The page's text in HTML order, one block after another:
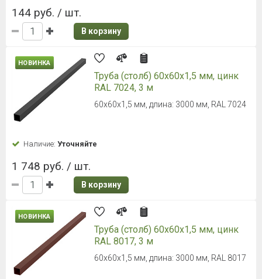
144 руб. / шт.
В корзину
НОВИНКА
Труба (столб) 60х60х1,5 мм, цинк
RAL 7024, 3 м
60х60х1,5 мм, длина: 3000 мм, RAL 7024
Наличие: Уточняйте
1 748 руб. / шт.
В корзину
НОВИНКА
Труба (столб) 60х60х1,5 мм, цинк
RAL 8017, 3 м
60х60х1,5 мм, длина: 3000 мм, RAL 8017